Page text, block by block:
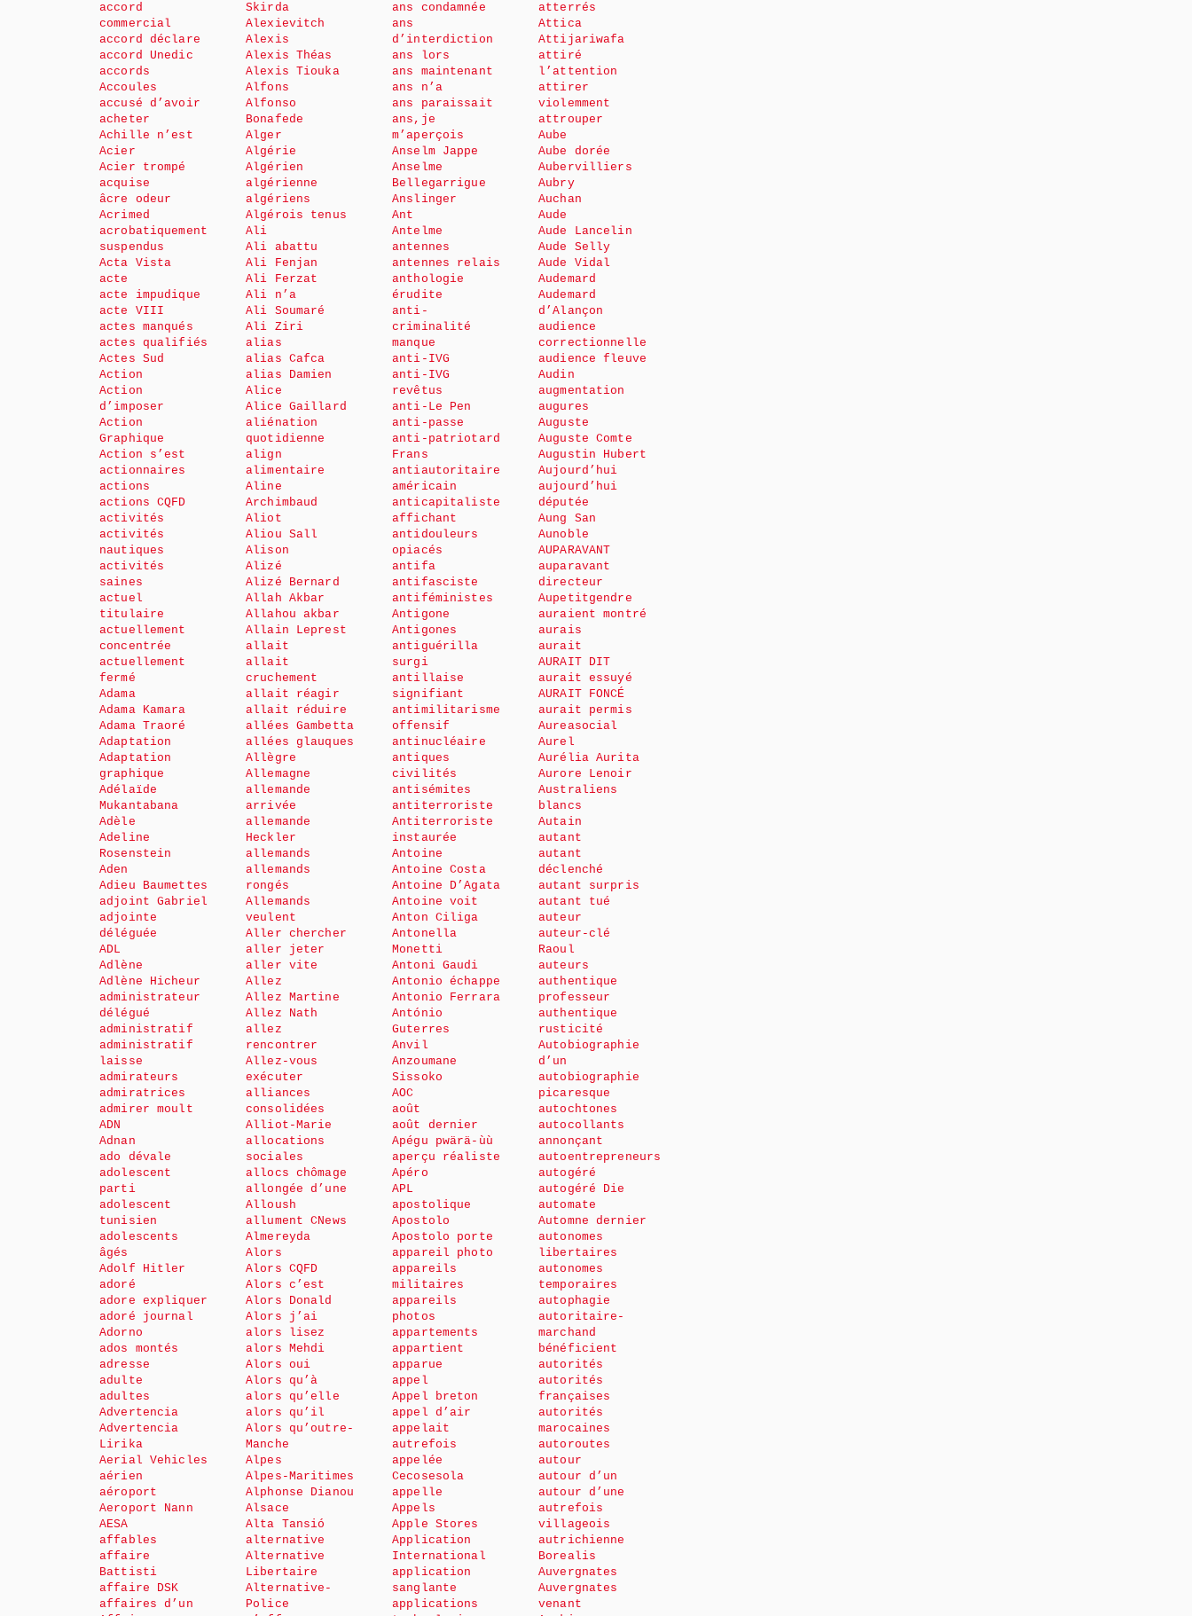
accord
commercial
accord déclare
accord Unedic
accords
Accoules
accusé d’avoir
acheter
Achille n’est
Acier
Acier trompé
acquise
âcre odeur
Acrimed
acrobatiquement
suspendus
Acta Vista
acte
acte impudique
acte VIII
actes manqués
actes qualifiés
Actes Sud
Action
Action
d’imposer
Action
Graphique
Action s’est
actionnaires
actions
actions CQFD
activités
activités
nautiques
activités
saines
actuel
titulaire
actuellement
concentrée
actuellement
fermé
Adama
Adama Kamara
Adama Traoré
Adaptation
Adaptation
graphique
Adélaïde
Mukantabana
Adèle
Adeline
Rosenstein
Aden
Adieu Baumettes
adjoint Gabriel
adjointe
déléguée
ADL
Adlène
Adlène Hicheur
administrateur
délégué
administratif
administratif
laisse
admirateurs
admiratrices
admirer moult
ADN
Adnan
ado dévale
adolescent
parti
adolescent
tunisien
adolescents
âgés
Adolf Hitler
adoré
adore expliquer
adoré journal
Adorno
ados montés
adresse
adulte
adultes
Advertencia
Advertencia
Lirika
Aerial Vehicles
aérien
aéroport
Aeroport Nann
AESA
affables
affaire
Battisti
affaire DSK
affaires d’un
Skirda
Alexievitch
Alexis
Alexis Théas
Alexis Tiouka
Alfons
Alfonso
Bonafede
Alger
Algérie
Algérien
algérienne
algériens
Algérois tenus
Ali
Ali abattu
Ali Fenjan
Ali Ferzat
Ali n’a
Ali Soumaré
Ali Ziri
alias
alias Cafca
alias Damien
Alice
Alice Gaillard
aliénation
quotidienne
align
alimentaire
Aline
Archimbaud
Aliot
Aliou Sall
Alison
Alizé
Alizé Bernard
Allah Akbar
Allahou akbar
Allain Leprest
allait
allait
cruchement
allait réagir
allait réduire
allées Gambetta
allées glauques
Allègre
Allemagne
allemande
arrivée
allemande
Heckler
allemands
allemands
rongés
Allemands
veulent
Aller chercher
aller jeter
aller vite
Allez
Allez Martine
Allez Nath
allez
rencontrer
Allez-vous
exécuter
alliances
consolidées
Alliot-Marie
allocations
sociales
allocs chômage
allongée d’une
Alloush
allument CNews
Almereyda
Alors
Alors CQFD
Alors c’est
Alors Donald
Alors j’ai
alors lisez
alors Mehdi
Alors oui
Alors qu’à
alors qu’elle
alors qu’il
Alors qu’outre-
Manche
Alpes
Alpes-Maritimes
Alphonse Dianou
Alsace
Alta Tansió
alternative
Alternative
Libertaire
Alternative-
Police
ans condamnée
ans
d’interdiction
ans lors
ans maintenant
ans n’a
ans paraissait
ans,je
m’aperçois
Anselm Jappe
Anselme
Bellegarrigue
Anslinger
Ant
Antelme
antennes
antennes relais
anthologie
érudite
anti-
criminalité
manque
anti-IVG
anti-IVG
revêtus
anti-Le Pen
anti-passe
anti-patriotard
Frans
antiautoritaire
américain
anticapitaliste
affichant
antidouleurs
opiacés
antifa
antifasciste
antiféministes
Antigone
Antigones
antiguérilla
surgi
antillaise
signifiant
antimilitarisme
offensif
antinucléaire
antiques
civilités
antisémites
antiterroriste
Antiterroriste
instaurée
Antoine
Antoine Costa
Antoine D’Agata
Antoine voit
Anton Ciliga
Antonella
Monetti
Antoni Gaudi
Antonio échappe
Antonio Ferrara
António
Guterres
Anvil
Anzoumane
Sissoko
AOC
août
août dernier
Apégu pwärä-ùù
aperçu réaliste
Apéro
APL
apostolique
Apostolo
Apostolo porte
appareil photo
appareils
militaires
appareils
photos
appartements
appartient
apparue
appel
Appel breton
appel d’air
appelait
autrefois
appelée
Cecosesola
appelle
Appels
Apple Stores
Application
International
application
sanglante
applications
atterrés
Attica
Attijariwafa
attiré
l’attention
attirer
violemment
attrouper
Aube
Aube dorée
Aubervilliers
Aubry
Auchan
Aude
Aude Lancelin
Aude Selly
Aude Vidal
Audemard
Audemard
d’Alançon
audience
correctionnelle
audience fleuve
Audin
augmentation
augures
Auguste
Auguste Comte
Augustin Hubert
Aujourd’hui
aujourd’hui
députée
Aung San
Aunoble
AUPARAVANT
auparavant
directeur
Aupetitgendre
auraient montré
aurais
aurait
AURAIT DIT
aurait essuyé
AURAIT FONCÉ
aurait permis
Aureasocial
Aurel
Aurélia Aurita
Aurore Lenoir
Australiens
blancs
Autain
autant
autant
déclenché
autant surpris
autant tué
auteur
auteur-clé
Raoul
auteurs
authentique
professeur
authentique
rusticité
Autobiographie
d’un
autobiographie
picaresque
autochtones
autocollants
annonçant
autoentrepreneurs
autogéré
autogéré Die
automate
Automne dernier
autonomes
libertaires
autonomes
temporaires
autophagie
autoritaire-
marchand
bénéficient
autorités
autorités
françaises
autorités
marocaines
autoroutes
autour
autour d’un
autour d’une
autrefois
villageois
autrichienne
Borealis
Auvergnates
Auvergnates
venant